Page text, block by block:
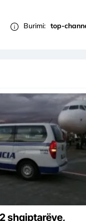
Burimi: top-
shqiptarëve,